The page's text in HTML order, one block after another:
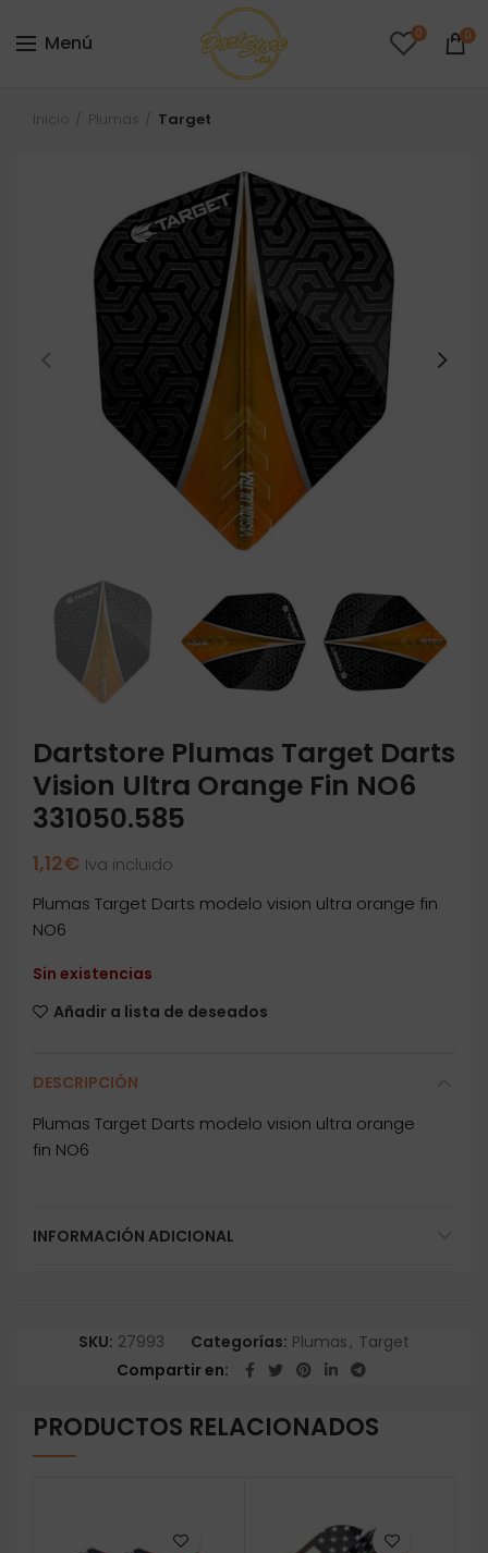
Menú 0 0
Inicio Plumas Target
Dartstore Plumas Target Darts
Vision Ultra Orange Fin NO6
331050.585
1,12€ Iva incluido
Plumas Target Darts modelo vision ultra orange fin
NO6
Sin existencias
Añadir a lista de deseados
DESCRIPCIÓN
Plumas Target Darts modelo vision ultra orange
fin NO6
INFORMACIÓN ADICIONAL
SKU: 27993 Categorías: Plumas, Target
Compartir en
PRODUCTOS RELACIONADOS